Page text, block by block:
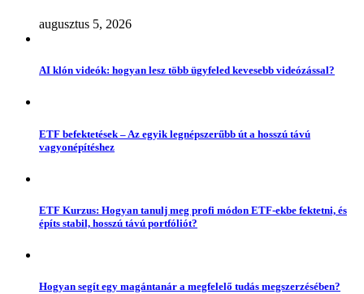
augusztus 5, 2026
AI klón videók: hogyan lesz több ügyfeled kevesebb videózással?
ETF befektetések – Az egyik legnépszerűbb út a hosszú távú
vagyonépítéshez
ETF Kurzus: Hogyan tanulj meg profi módon ETF-ekbe fektetni, és
építs stabil, hosszú távú portfóliót?
Hogyan segít egy magántanár a megfelelő tudás megszerzésében?